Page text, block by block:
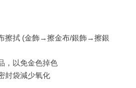
擦拭 (金飾→擦金布/銀飾→擦銀
，以免金色掉色
封袋減少氧化